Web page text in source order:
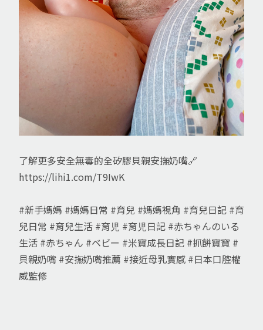
了解更多安全無毒的全矽膠貝親安撫奶嘴🔗
https://lihi1.com/T9IwK
#新手媽媽 #媽媽日常 #育兒 #媽媽視角 #育兒日記 #育
兒日常 #育兒生活 #育児 #育児日記 #赤ちゃんのいる
生活 #赤ちゃん #ベビー #米寶成長日記 #抓餅寶寶 #
貝親奶嘴 #安撫奶嘴推薦 #接近母乳實感 #日本口腔權
威監修